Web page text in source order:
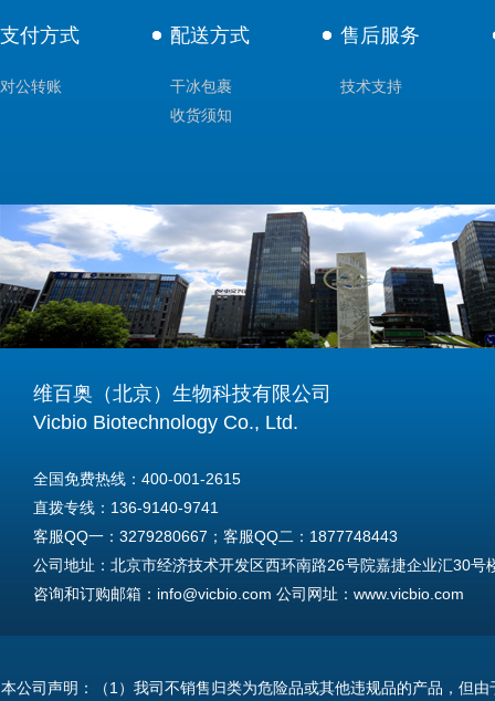
支付方式
对公转账
配送方式
干冰包裹
收货须知
售后服务
技术支持
维百奥（北京）生物科技有限公司
Vicbio Biotechnology Co., Ltd.
全国免费热线：400-001-2615
直拨专线：136-9140-9741
客服QQ一：3279280667；客服QQ二：1877748443
公司地址：北京市经济技术开发区西环南路26号院嘉捷企业汇30号
咨询和订购邮箱：info@vicbio.com 公司网址：www.vicbio.com
Tel: +86-13691409741
本公司声明：（1）我司不销售归类为危险品或其他违规品的产品，但